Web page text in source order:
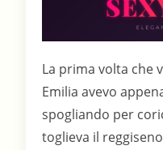
La prima volta che
Emilia avevo
spogliando per
toglieva il